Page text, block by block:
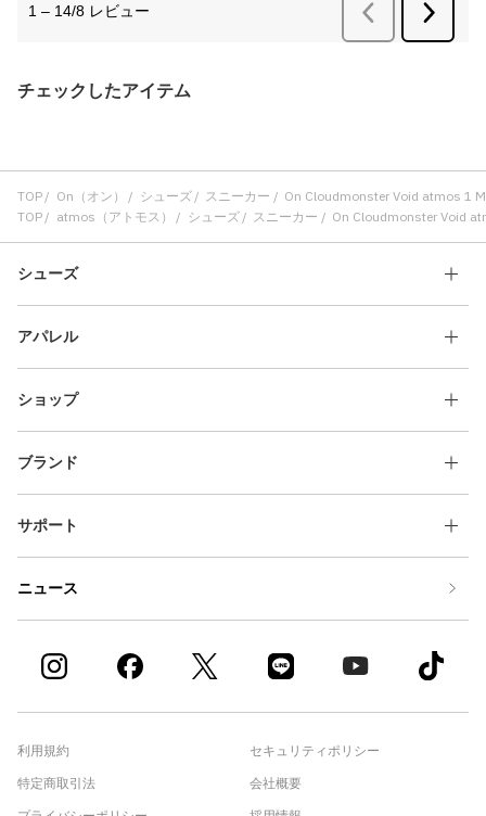
チェックしたアイテム
TOP On（オン） シューズ スニーカー
On Cloudmonster Void atmos 1
TOP
atmos（アトモス） シューズ スニーカー On Cloudmonster Void
シューズ
アパレル
ショップ
ブランド
サポート
ニュース
利用規約
特定商取引法
セキュリティポリシー
会社概要